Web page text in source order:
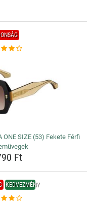
ONE SIZE (53) Fekete Férfi
Ft
KEDVEZMÉNY